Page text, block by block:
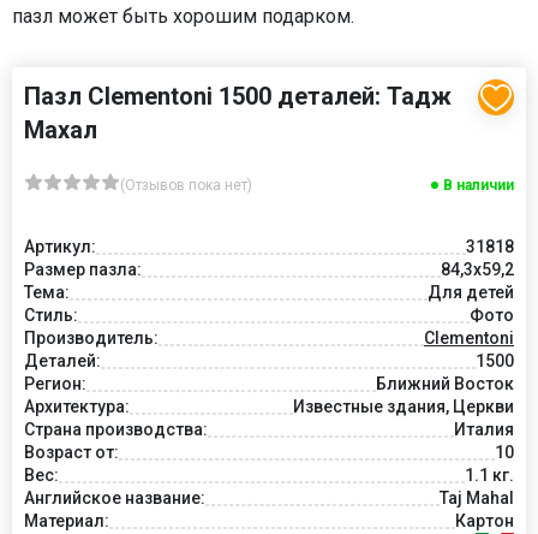
пазл может быть хорошим подарком.
Пазл Clementoni 1500 деталей: Тадж
Махал
(Отзывов пока нет) В наличии
Артикул:
31818
Размер пазла:
84,3x59,2
Тема:
Для детей
Стиль:
Фото
Производитель:
Clementoni
Деталей:
1500
Регион:
Ближний Восток
Архитектура:
Известные здания, Церкви
Страна производства:
Италия
Возраст от:
10
Вес:
1.1 кг.
Английское название:
Taj Mahal
Материал:
Картон